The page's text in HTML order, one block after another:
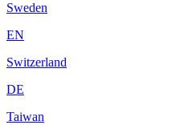
Sweden
EN
Switzerland
DE
Taiwan